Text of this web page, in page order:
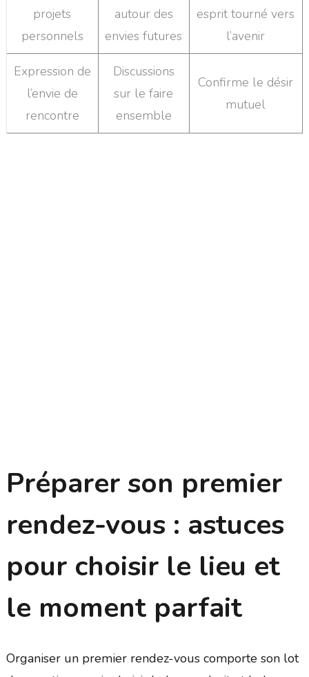
projets
personnels
autour des
envies futures
esprit tourné vers
l’avenir
Expression de
l’envie de
rencontre
Discussions
sur le faire
ensemble
Confirme le désir
mutuel
Préparer son premier
rendez-vous : astuces
pour choisir le lieu et
le moment parfait
Organiser un premier rendez-vous comporte son lot